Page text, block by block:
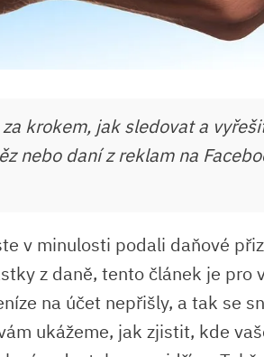
krokem, jak sledovat a
nebo daní z reklam na
v minulosti podali daňové
z daně, tento článek je pro
na účet nepřišly, a tak se
ukážeme, jak zjistit, kde